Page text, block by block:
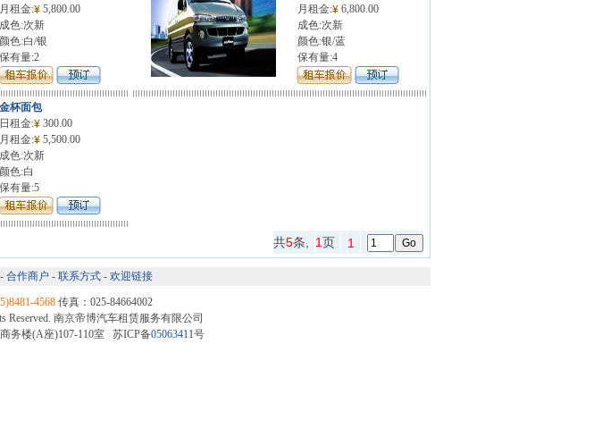
月租金:
5,800.00
成色:次新
颜色:白/银
保有量:2
月租金:
6,800.00
成色:次新
颜色:银/蓝
保有量:4
金杯面包
日租金:
300.00
月租金:
5,500.00
成色:次新
颜色:白
保有量:5
共5条, 1页 1
- 合作商户 - 联系方式 - 欢迎链接
4568传真：025-84664002
Reserved. 南京帝博汽车租赁服务有限公司
务楼(A座)107-110室 苏ICP备05063411号